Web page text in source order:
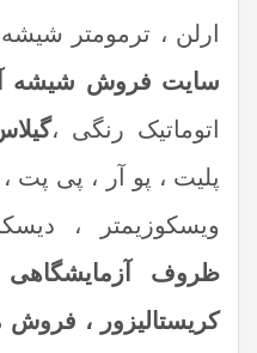
ارلن ، ترمومتر
سایت فروش شیشه
اتوماتیک رنگی ،
پلیت ، پو آر ، پی پت
ویسکوزیمتر ،
ظروف
کریستالیزور ،